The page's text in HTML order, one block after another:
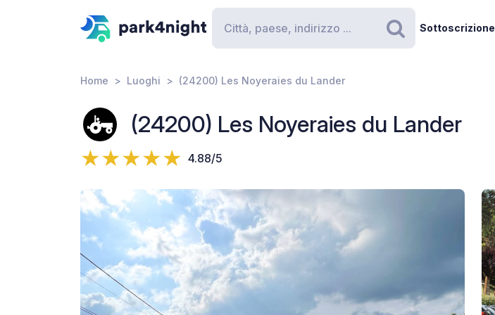
Ricerca
Sottoscrizione
Home Luoghi (24200) Les Noyeraies du Lander
(24200) Les Noyeraies du Lander
4.88/5